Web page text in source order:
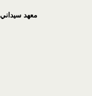
معهد سيداني